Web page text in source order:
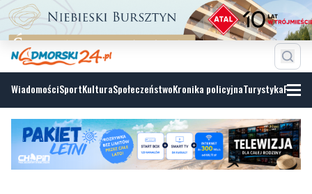
WiadomościSportKulturaSpołeczeństwoKronika policyjnaTurystyka